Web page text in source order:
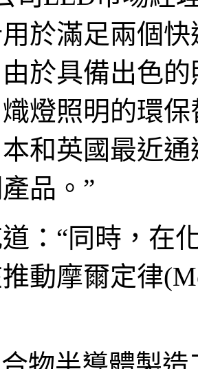
於滿足兩個
於具備出色
燈照明的環
和英國最近
品。”
：“同時，在
動摩爾定律